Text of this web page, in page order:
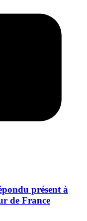
présent à
de France